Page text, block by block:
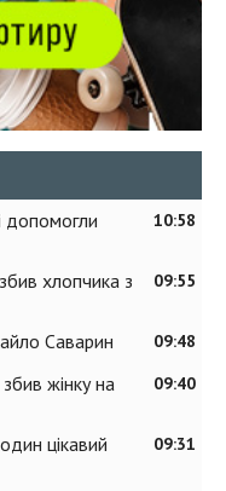
10:58
допомогли
09:55
хлопчика з
09:48
Саварин
09:40
жінку на
09:31
цікавий